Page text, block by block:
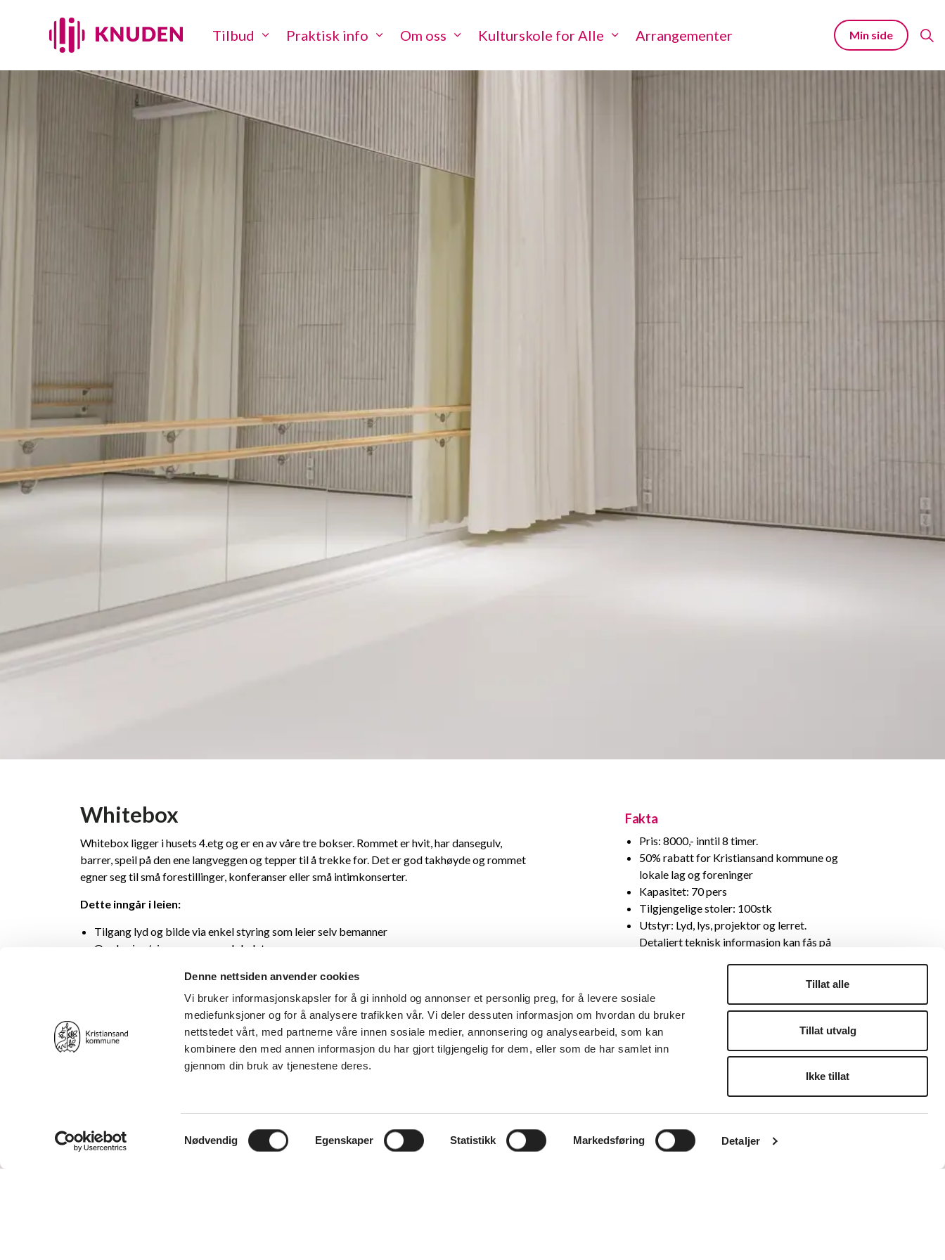
Denne nettsiden anvender cookies
Vi bruker informasjonskapsler for å gi innhold og annonser et personlig preg, for å levere sosiale
mediefunksjoner og for å analysere trafikken vår. Vi deler dessuten informasjon om hvordan du bruker
nettstedet vårt, med partnerne våre innen sosiale medier, annonsering og analysearbeid, som kan
kombinere den med annen informasjon du har gjort tilgjengelig for dem, eller som de har samlet inn
gjennom din bruk av tjenestene deres.
Samtykkevalg
Nødvendig Egenskaper Statistikk Markedsføring Detaljer
Tillat alle
Tillat utvalg
Ikke tillat
Tilbud Praktisk info Om oss Kulturskole for Alle Arrangementer Min side
Whitebox
Whitebox ligger i husets 4.etg og er en av våre tre bokser. Rommet er hvit, har dansegulv,
barrer, speil på den ene langveggen og tepper til å trekke for. Det er god takhøyde og rommet
egner seg til små forestillinger, konferanser eller små intimkonserter.
Dette inngår i leien:
Tilgang lyd og bilde via enkel styring som leier selv bemanner
Opplæring/gjennomgang av lokalet
Tilleggstjenester (pris på forespørsel):
Lite kjøkken
Det gis ikke rabatt på tilleggstjenester
Fakta
Pris: 8000,- inntil 8 timer.
50% rabatt for Kristiansand kommune og
lokale lag og foreninger
Kapasitet: 70 pers
Tilgjengelige stoler: 100stk
Utstyr: Lyd, lys, projektor og lerret.
Detaljert teknisk informasjon kan fås på